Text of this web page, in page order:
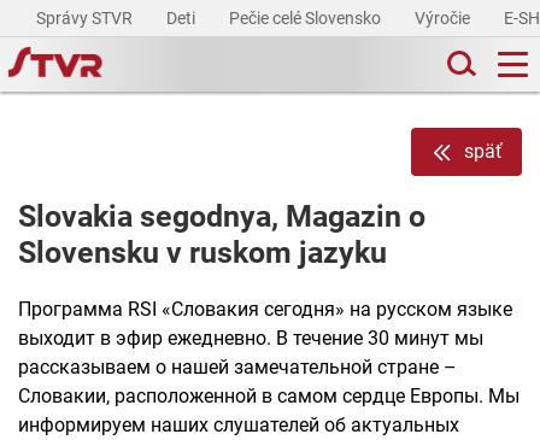
Správy STVR Deti Pečie celé Slovensko Výročie E-
späť
Slovakia segodnya, Magazin o
Slovensku v ruskom jazyku
Программа RSI «Словакия сегодня» на русском языке
выходит в эфир ежедневно. В течение 30 минут мы
рассказываем о нашей замечательной стране –
Словакии, расположенной в самом сердце Европы. Мы
информируем наших слушателей об актуальных